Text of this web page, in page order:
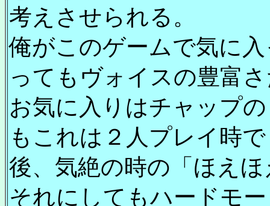
考えさせられる。
俺がこのゲームで気に
ってもヴォイスの豊富
お気に入りはチャップ
もこれは２人プレイ時
後、気絶の時の「ほえ
それにしてもハードモ